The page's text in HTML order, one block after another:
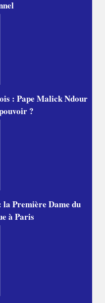
: Pape Malick Ndour
?
la Première Dame du
à Paris